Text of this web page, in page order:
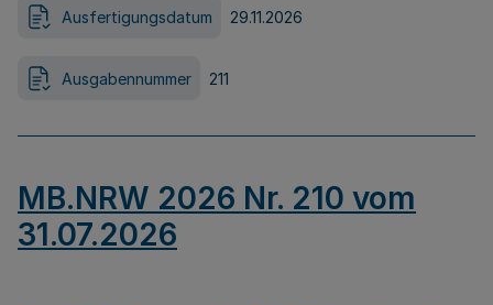
Ausfertigungsdatum 29.11.2026
Ausgabennummer 211
MB.NRW 2026 Nr. 210 vom
31.07.2026